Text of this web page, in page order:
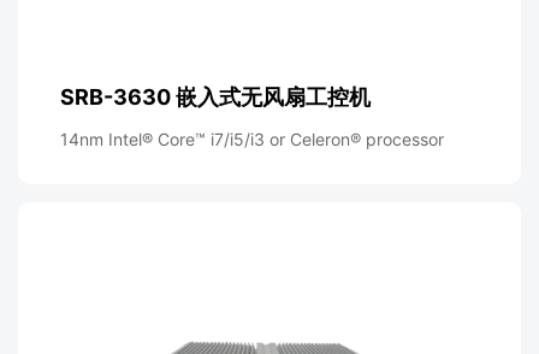
SRB-3630 嵌入式无风扇工控机
14nm Intel® Core™ i7/i5/i3 or Celeron® processor